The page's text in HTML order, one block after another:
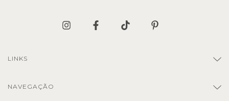
LINKS
NAVEGAÇÃO